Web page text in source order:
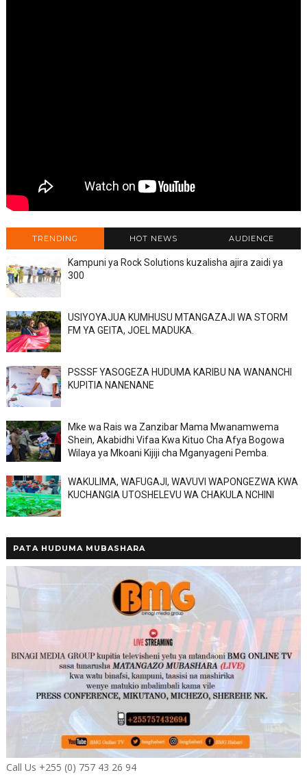
TRENDING HOT NEWS AUDIENCE
Kampuni ya Rock Solutions kuzalisha ajira zaidi ya
300
USIYOYAJUA KUMHUSU MTANGAZAJI WA STORM
FM YA GEITA, JOEL MADUKA.
PSSSF YASOGEZA HUDUMA KARIBU NA WANANCHI
KUPITIA NANENANE
Mke wa Rais wa Zanzibar Mama Mwanamwema
Shein, Akabidhi Vifaa Kwa Kituo Cha Afya Bogowa
Wilaya ya Mkoani Kijiji cha Mganyageni Pemba.
WAKULIMA, WAFUGAJI, WAVUVI WAPONGEZWA KWA
KUCHANGIA UTOSHELEVU WA CHAKULA NCHINI
PATA HUDUMA MUBASHARA
Call Us +255 (0) 757 43 26 94